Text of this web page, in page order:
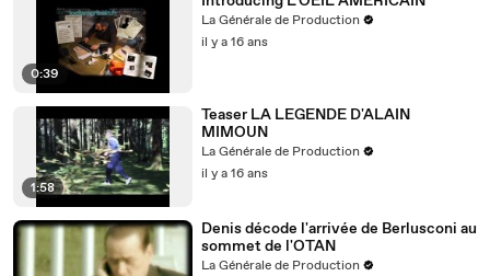
0:39
La Générale de Production
il y a 16 ans
1:58
Teaser LA LEGENDE D'ALAIN
MIMOUN
La Générale de Production
il y a 16 ans
Denis décode l'arrivée de Berlusconi au
sommet de l'OTAN
La Générale de Production